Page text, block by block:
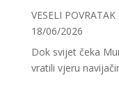
VESELI
18/06/2026
Dok svijet čeka
vratili vjeru